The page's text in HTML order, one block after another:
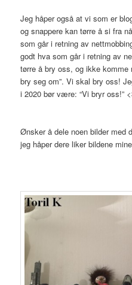
Jeg håper også at vi som er
og snappere kan tørre å si fra
som går i retning av
godt hva som går i retning av
tørre å bry oss, og ikke komme
bry seg om”. Vi skal bry oss!
i 2020 bør være: “Vi bryr oss!”
Ønsker å dele noen bilder med
jeg håper dere liker bildene mine